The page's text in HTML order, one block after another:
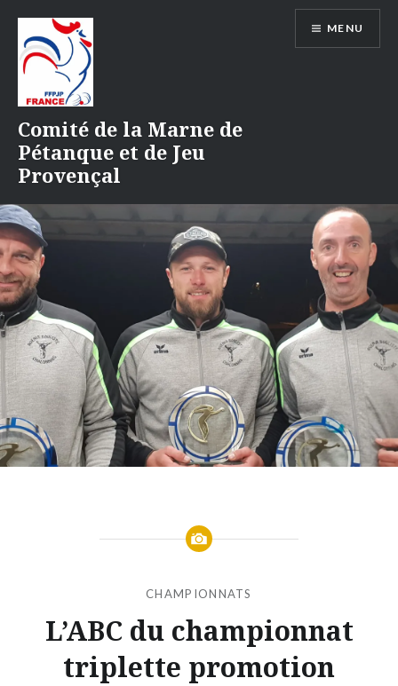
contenu
Comité de la Marne de
Pétanque et de Jeu
Provençal
MENU
CHAMPIONNATS
L’ABC du championnat
triplette promotion